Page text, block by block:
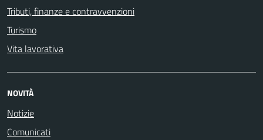
Tributi, finanze e contravvenzioni
Turismo
Vita lavorativa
NOVITÀ
Notizie
Comunicati